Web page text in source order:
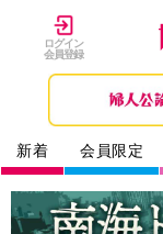
ログイン
会員登録
新着 会員限定